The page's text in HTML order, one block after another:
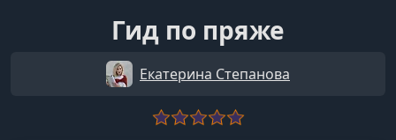
Гид по пряже
Екатерина Степанова